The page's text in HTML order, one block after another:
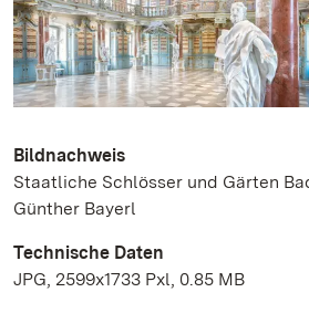
Bildnachweis
Staatliche Schlösser und Gärten
Günther Bayerl
Technische Daten
JPG, 2599x1733 Pxl, 0.85 MB